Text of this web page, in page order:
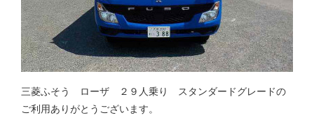
三菱ふそう ローザ ２９人乗り スタンダードグレードの
ご利用ありがとうございます。